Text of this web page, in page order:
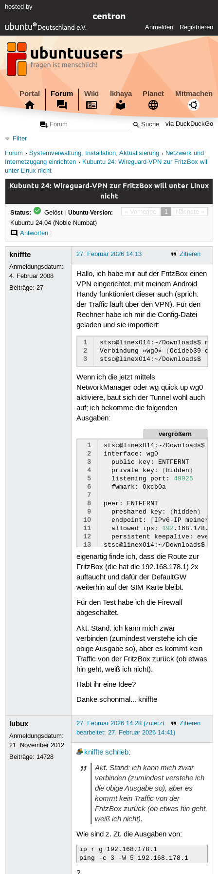
hosted by
Anmelden Registrieren
Portal Forum Wiki Ikhaya Planet Mitmachen
via DuckDuckGo
Filter
Forum
Systemverwaltung, Installation, Aktualisierung
Netzwerk und
Internetzugang einrichten
Kubuntu 24: Wireguard-VPN zur FritzBox will
unter Linux nicht
Kubuntu 24: Wireguard-VPN zur FritzBox will unter Linux
nicht
« Vorherige 1 Nächste »
Status: Gelöst | Ubuntu-Version:
Kubuntu 24.04 (Noble Numbat)
Antworten|
kniffte
Anmeldungsdatum:
4. Februar 2008
Beiträge:27
Zitieren
27. Februar 2026 14:13
Hallo, ich habe mir auf der FritzBox einen
VPN eingerichtet, mit meinem Android
Handy funktioniert dieser auch (sprich:
der Traffic läuft über den VPN). Für den
Rechner habe ich mir die Config-Datei
geladen und sie importiert:
1
2
3
stsc@linex014:~/Downloads$
Verbindung
»wg0« (0c1deb39-
stsc@linex014:~/Downloads$
Wenn ich die jetzt mittels
NetworkManager oder wg-quick up wg0
aktiviere, baut sich der Tunnel wohl auch
auf; ich bekomme die folgenden
Ausgaben:
vergrößern
1
2
3
4
5
6
7
8
9
10
11
12
13
14
15
16
17
18
20
21
23
24
25
26
27
28
30
32
34
36
37
38
40
48
49
50
51
stsc@linex014:~/Downloads$
interface:
public
key:
private
key: ( hidden )
listening
port:
49925
fwmark:
0xcb0a
peer:
preshared
key: ( hidden )
endpoint:
IPv6-IP meiner
allowed
ips: 192 .168.178.0/
persistent
keepalive:
every
stsc@linex014:~/Downloads$
1 : lo:
<LOOPBACK,UP,LOWER_UP>
link/loopback
inet 127.0.0.1/8 scope
valid_lft forever
inet6 ::1/128 scope
2: eno1:
4: wlp110s0:
link/ether
gpd0:
link/none
6 : br-187b9e24982c:
link/ether
valid_lft
valid_lft
link/ether
192
valid_lft
forever
9: veth07e22b1@if2:
link/ether
valid_lft forever
15: wwan0:
link/ether 62
inet
37.82.178.96/26
valid_lft forever
28: wg0:
link/none
valid_lft forever
inet6
valid_lft
inet6
eigenartig finde ich, dass die Route zur
FritzBox (die hat die 192.168.178.1) 2x
auftaucht und dafür der DefaultGW
weiterhin auf der SIM-Karte bleibt.
Für den Test habe ich die Firewall
abgeschaltet.
Akt. Stand: ich kann mich zwar
verbinden (zumindest verstehe ich die
obige Ausgabe so), aber es kommt kein
Traffic von der FritzBox zurück (ob etwas
hin geht, weiß ich nicht).
Habt ihr eine Idee?
Danke schonmal... kniffte
lubux
Anmeldungsdatum:
21. November 2012
Beiträge: 14728
Zitieren
27. Februar 2026 14:28 (zuletzt
bearbeitet: 27. Februar 2026 14:41)
kniffte schrieb:
Akt. Stand: ich kann mich zwar
verbinden (zumindest verstehe ich
die obige Ausgabe so), aber es
kommt kein Traffic von der
FritzBox zurück (ob etwas hin geht,
weiß ich nicht).
Wie sind z. Zt. die Ausgaben von:
ip r g 192.168.178.1
ping -c 3 -W 5 192.168.178.1